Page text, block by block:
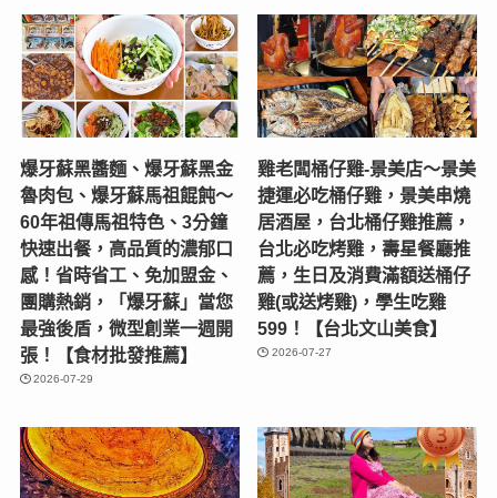
爆牙蘇黑醬麵、爆牙蘇黑金
魯肉包、爆牙蘇馬祖餛飩～
60年祖傳馬祖特色、3分鐘
快速出餐，高品質的濃郁口
感！省時省工、免加盟金、
團購熱銷，「爆牙蘇」當您
最強後盾，微型創業一週開
張！【食材批發推薦】
2026-07-29
雞老闆桶仔雞-景美店〜景美
捷運必吃桶仔雞，景美串燒
居酒屋，台北桶仔雞推薦，
台北必吃烤雞，壽星餐廳推
薦，生日及消費滿額送桶仔
雞(或送烤雞)，學生吃雞
599！【台北文山美食】
2026-07-27